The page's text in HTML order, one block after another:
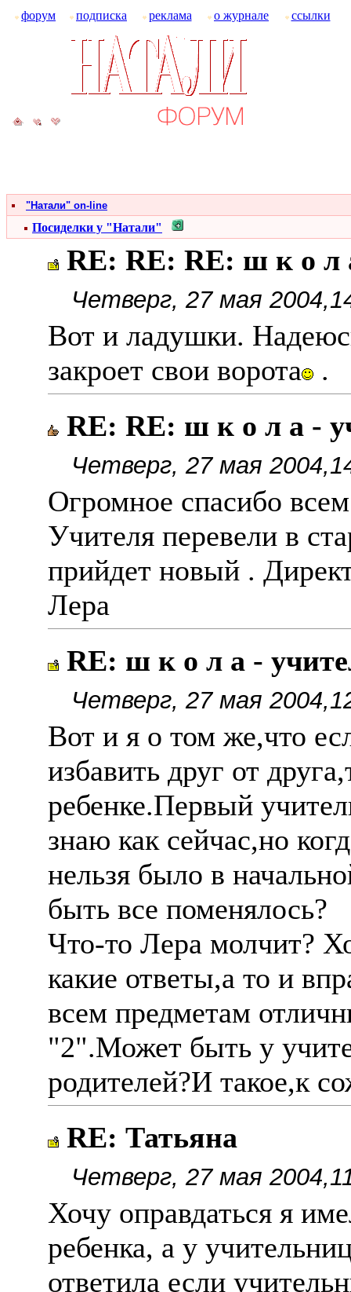
форум подписка реклама о журнале ссылки
"Натали" on-line
Посиделки у "Натали"
RE: RE: RE: ш к о л
Четверг, 27 мая
Вот и ладушки.
закроет свои ворота
.
RE: RE: ш к о л а -
Четверг, 27 мая
Огромное спасибо
Учителя перевели в
прийдет новый .
Лера
RE: ш к о л а -
Четверг, 27 мая
Вот и я о том же,что
избавить друг от
ребенке.Первый
знаю как сейчас,но
нельзя было в
быть все поменялось?
Что-то Лера молчит?
какие ответы,а то и
всем предметам
"2".Может быть у
родителей?И такое,к
RE: Татьяна
Четверг, 27 мая
Хочу оправдаться я
ребенка, а у
ответила если